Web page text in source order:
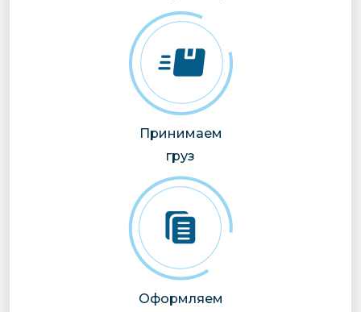
Принимаем
груз
Оформляем